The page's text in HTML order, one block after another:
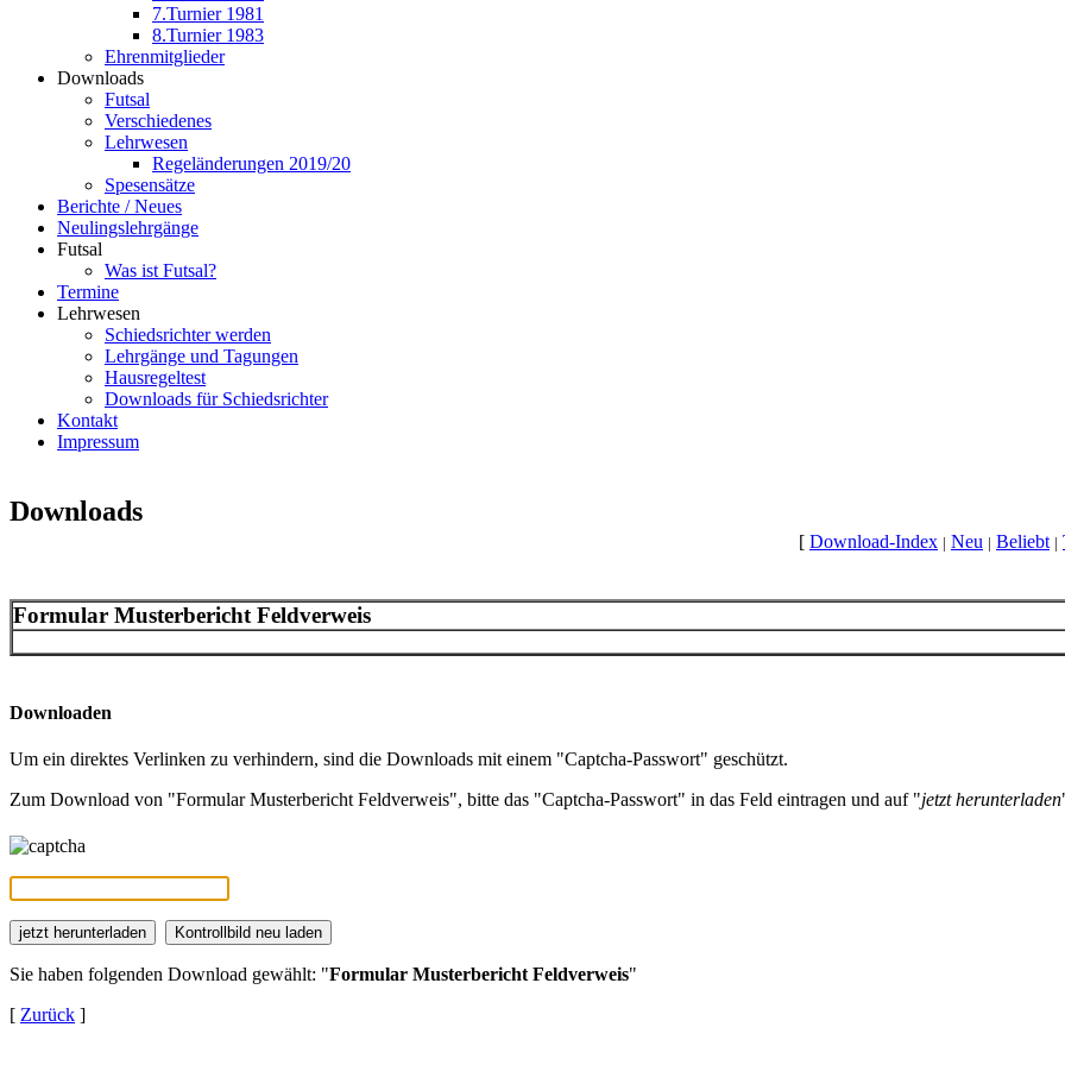
7.Turnier 1981
8.Turnier 1983
Ehrenmitglieder
Downloads
Futsal
Verschiedenes
Lehrwesen
Regeländerungen 2019/20
Spesensätze
Berichte / Neues
Neulingslehrgänge
Futsal
Was ist Futsal?
Termine
Lehrwesen
Schiedsrichter werden
Lehrgänge und Tagungen
Hausregeltest
Downloads für Schiedsrichter
Kontakt
Impressum
Downloads
[ Download-Index | Neu | Beliebt |
Formular Musterbericht Feldverweis
Downloaden
Um ein direktes Verlinken zu verhindern, sind die Downloads mit einem "Captcha-Passwort" geschützt.
Zum Download von "Formular Musterbericht Feldverweis", bitte das "Captcha-Passwort" in das Feld eintragen und auf "jetzt herunterladen
Sie haben folgenden Download gewählt: "Formular Musterbericht Feldverweis"
[ Zurück ]